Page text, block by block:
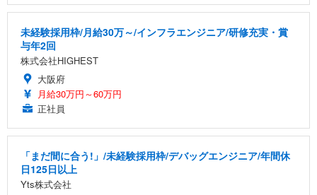
未経験採用枠/月給30万～/インフラエンジニア/研修充実・賞
与年2回
株式会社HIGHEST
大阪府
月給30万円～60万円
正社員
「まだ間に合う!」/未経験採用枠/デバッグエンジニア/年間休
日125日以上
Yts株式会社